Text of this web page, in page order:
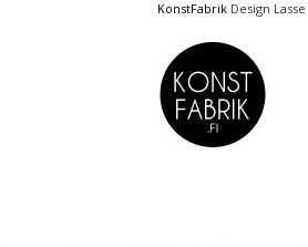
KonstFabrik Design